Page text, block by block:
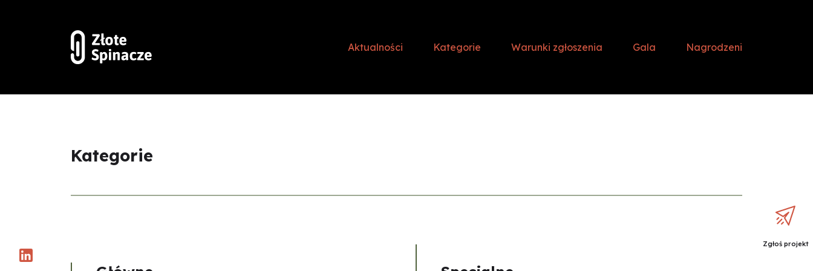
Aktualności Kategorie Warunki zgłoszenia Gala Nagrodzeni
Zgłoś projekt
Kategorie